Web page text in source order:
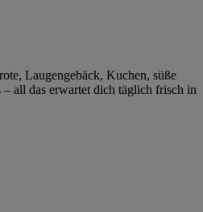
Laugengebäck, Kuchen, süße
all das erwartet dich täglich frisch in